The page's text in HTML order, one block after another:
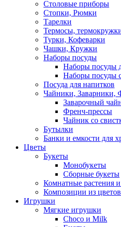
Столовые приборы
Стопки, Рюмки
Тарелки
Термосы,
Турки, Кофеварки
Чашки, Кружки
Наборы посуды
Наборы посуды
Наборы посуды
Посуда для напитков
Чайники, Заварники,
Заварочный
Френч-прессы
Чайник со
Бутылки
Банки и емкости для
Цветы
Букеты
Монобукеты
Сборные букеты
Комнатные растения
Композиции из
Игрушки
Мягкие игрушки
Choco и Milk